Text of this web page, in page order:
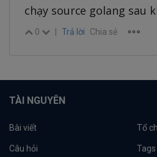
chạy source golang sau
0 Trả lời Chia sẻ
TÀI NGUYÊN
Bài viết Tổ
Câu hỏi Tags